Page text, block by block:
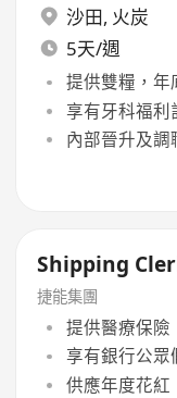
沙田, 火炭
5天/週
提供雙糧，年
享有牙科福利
內部晉升及調
Shipping
捷能集團
提供醫療保險
享有銀行公眾
供應年度花紅